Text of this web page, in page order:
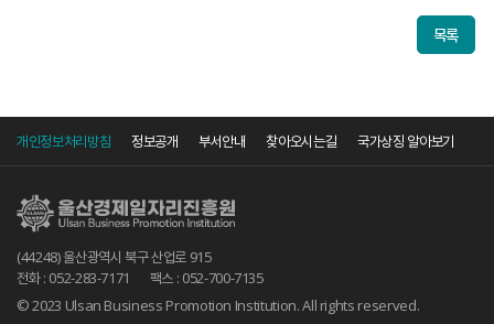
목록
개인정보처리방침 정보공개 부서안내 찾아오시는길 국가상징 알아보기
(44248) 울산광역시 북구 산업로 915
전화 : 052-283-7171
팩스 : 052-700-7135
© 2023 Ulsan Business Promotion Institution. All rights reserved.